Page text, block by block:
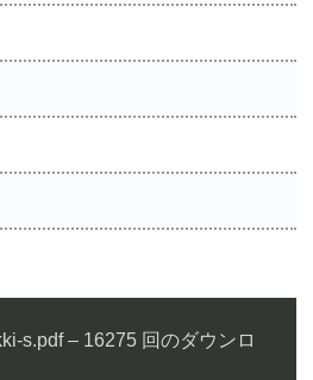
s.pdf – 16275 回のダウンロ